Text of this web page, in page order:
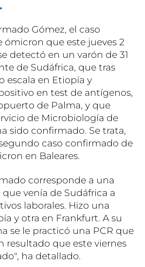
Gómez, el caso
ómicron que este jueves 2
detectó en un varón de 31
de Sudáfrica, que tras
escala en Etiopía y
en test de antígenos,
de Palma, y que
de Microbiología de
sido confirmado. Se trata,
caso confirmado de
en Baleares.
corresponde a una
que venía de Sudáfrica a
laborales. Hizo una
y otra en Frankfurt. A su
se le practicó una PCR que
resultado que este viernes
ha detallado.